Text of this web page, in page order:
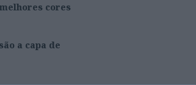
cores
a capa de